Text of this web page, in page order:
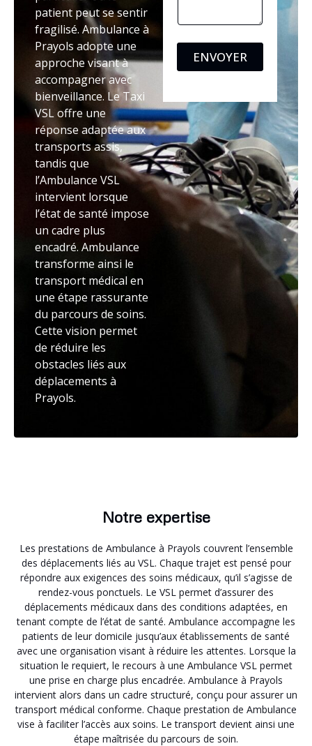
patient peut se sentir
fragilisé. Ambulance à
Prayols adopte une
approche visant à
accompagner avec
bienveillance. Le Taxi
VSL offre une
réponse adaptée aux
transports assis,
tandis que
l’Ambulance VSL
intervient lorsque
l’état de santé impose
un cadre plus
encadré. Ambulance
transforme ainsi le
transport médical en
une étape rassurante
du parcours de soins.
Cette vision permet
de réduire les
obstacles liés aux
déplacements à
Prayols.
ENVOYER
Notre expertise
Les prestations de Ambulance à Prayols couvrent l’ensemble
des déplacements liés au VSL. Chaque trajet est pensé pour
répondre aux exigences des soins médicaux, qu’il s’agisse de
rendez-vous ponctuels. Le VSL permet d’assurer des
déplacements médicaux dans des conditions adaptées, en
tenant compte de l’état de santé. Ambulance accompagne les
patients de leur domicile jusqu’aux établissements de santé
avec une organisation visant à réduire les attentes. Lorsque la
situation le requiert, le recours à une Ambulance VSL permet
une prise en charge plus encadrée. Ambulance à Prayols
intervient alors dans un cadre structuré, conçu pour assurer un
transport médical conforme. Chaque prestation de Ambulance
vise à faciliter l’accès aux soins. Le transport devient ainsi une
étape maîtrisée du parcours de soin.